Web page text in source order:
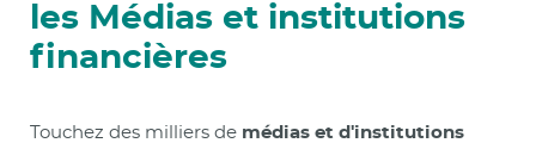
les Médias et institutions
financières
Touchez des milliers de médias et d'institutions